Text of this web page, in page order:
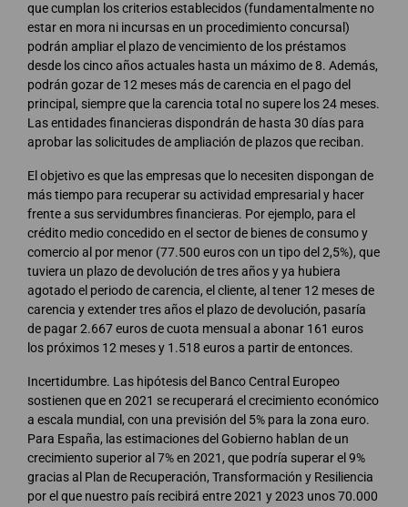
que cumplan los criterios establecidos (fundamentalmente no
estar en mora ni incursas en un procedimiento concursal)
podrán ampliar el plazo de vencimiento de los préstamos
desde los cinco años actuales hasta un máximo de 8. Además,
podrán gozar de 12 meses más de carencia en el pago del
principal, siempre que la carencia total no supere los 24 meses.
Las entidades financieras dispondrán de hasta 30 días para
aprobar las solicitudes de ampliación de plazos que reciban.
El objetivo es que las empresas que lo necesiten dispongan de
más tiempo para recuperar su actividad empresarial y hacer
frente a sus servidumbres financieras. Por ejemplo, para el
crédito medio concedido en el sector de bienes de consumo y
comercio al por menor (77.500 euros con un tipo del 2,5%), que
tuviera un plazo de devolución de tres años y ya hubiera
agotado el periodo de carencia, el cliente, al tener 12 meses de
carencia y extender tres años el plazo de devolución, pasaría
de pagar 2.667 euros de cuota mensual a abonar 161 euros
los próximos 12 meses y 1.518 euros a partir de entonces.
Incertidumbre. Las hipótesis del Banco Central Europeo
sostienen que en 2021 se recuperará el crecimiento económico
a escala mundial, con una previsión del 5% para la zona euro.
Para España, las estimaciones del Gobierno hablan de un
crecimiento superior al 7% en 2021, que podría superar el 9%
gracias al Plan de Recuperación, Transformación y Resiliencia
por el que nuestro país recibirá entre 2021 y 2023 unos 70.000